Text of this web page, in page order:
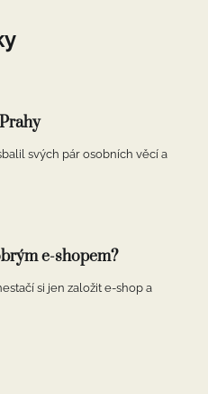
svých pár osobních věcí a
e-shopem?
si jen založit e-shop a